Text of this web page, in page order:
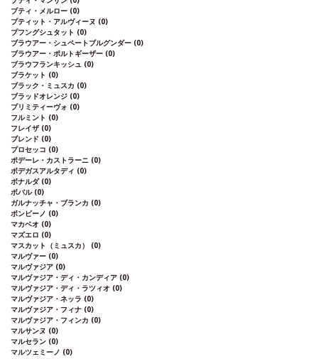
プティ・メルロー (0)
プティット・アルヴィーヌ (0)
プフングシュタット (0)
ブラウアー・シュペートブルグンダー (0)
ブラウアー・ポルトギーザー (0)
ブラウフランキッシュ (0)
ブラケット (0)
ブラック・ミュスカ (0)
ブラッドオレンジ (0)
プリミティーヴォ (0)
フルミント (0)
フレイザ (0)
ブレンド (0)
プロセッコ (0)
ポデーレ・カストラーニ (0)
ボデガスアルタディ (0)
ボナルダ (0)
ボバル (0)
ガルナッチャ・ブランカ (0)
ボンビーノ (0)
マカベオ (0)
マズエロ (0)
マスカット（ミュスカ） (0)
マルヴァー (0)
マルヴァジア (0)
マルヴァジア・ディ・カンディア (0)
マルヴァジア・ディ・ラツィオ (0)
マルヴァジア・ネッラ (0)
マルヴァジア・フィナ (0)
マルヴァジア・フィンカ (0)
マルサンヌ (0)
マルセラン (0)
マルツェミーノ (0)